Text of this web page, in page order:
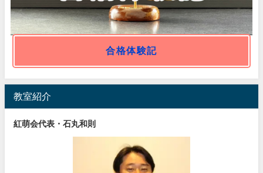
合格体験記
教室紹介
紅萌会代表・石丸和則